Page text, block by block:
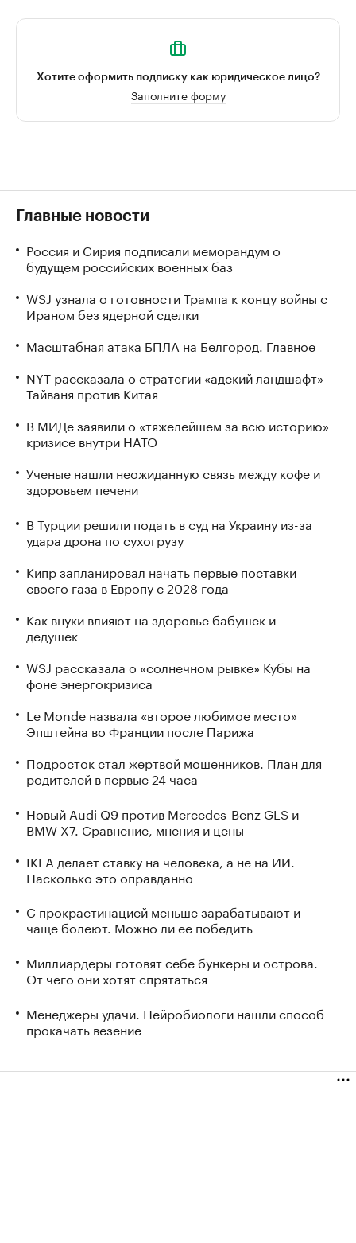
Хотите оформить подписку как юридическое лицо?
Заполните форму
Главные новости
Россия и Сирия подписали меморандум о
будущем российских военных баз
WSJ узнала о готовности Трампа к концу войны с
Ираном без ядерной сделки
Масштабная атака БПЛА на Белгород. Главное
NYT рассказала о стратегии «адский ландшафт»
Тайваня против Китая
В МИДе заявили о «тяжелейшем за всю историю»
кризисе внутри НАТО
Ученые нашли неожиданную связь между кофе и
здоровьем печени
В Турции решили подать в суд на Украину из-за
удара дрона по сухогрузу
Кипр запланировал начать первые поставки
своего газа в Европу с 2028 года
Как внуки влияют на здоровье бабушек и
дедушек
WSJ рассказала о «солнечном рывке» Кубы на
фоне энергокризиса
Le Monde назвала «второе любимое место»
Эпштейна во Франции после Парижа
Подросток стал жертвой мошенников. План для
родителей в первые 24 часа
Новый Audi Q9 против Mercedes-Benz GLS и
BMW X7. Сравнение, мнения и цены
IKEA делает ставку на человека, а не на ИИ.
Насколько это оправданно
С прокрастинацией меньше зарабатывают и
чаще болеют. Можно ли ее победить
Миллиардеры готовят себе бункеры и острова.
От чего они хотят спрятаться
Менеджеры удачи. Нейробиологи нашли способ
прокачать везение